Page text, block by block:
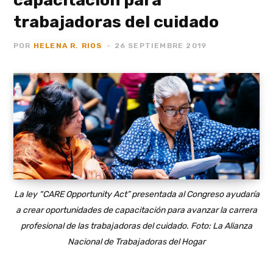
trabajadoras del cuidado
POR HELENA R. RIOS 26 SEPTIEMBRE 2019
La ley “CARE Opportunity Act” presentada al Congreso ayudaría
a crear oportunidades de capacitación para avanzar la carrera
profesional de las trabajadoras del cuidado. Foto: La Alianza
Nacional de Trabajadoras del Hogar